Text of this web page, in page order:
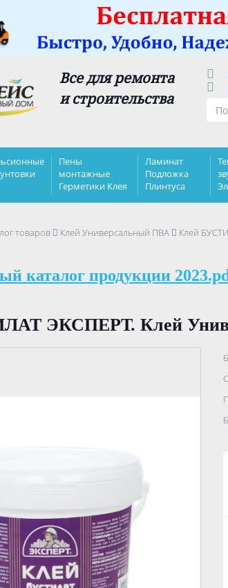
Все для ремонта
и строительства
Пены
монтажные
Герметики Клея
Ламинат
Подложка
Плинтуса
товаров Клей Универсальный ПВА Клей
каталог продукции
ЭКСПЕРТ. Клей